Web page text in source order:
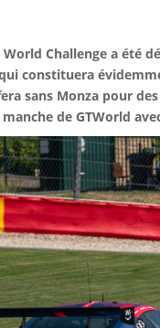
World Challenge a été
constituera
sans Monza pour
de GTWorld